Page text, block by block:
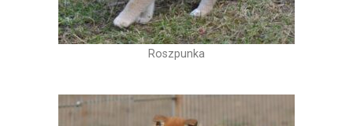
Roszpunka